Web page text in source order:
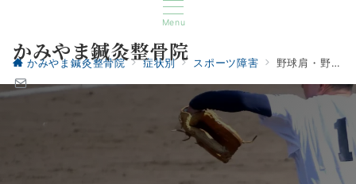
Menu
かみやま鍼灸整骨院
かみやま鍼灸整骨院 症状別 スポーツ障害 野球肩・野球肘